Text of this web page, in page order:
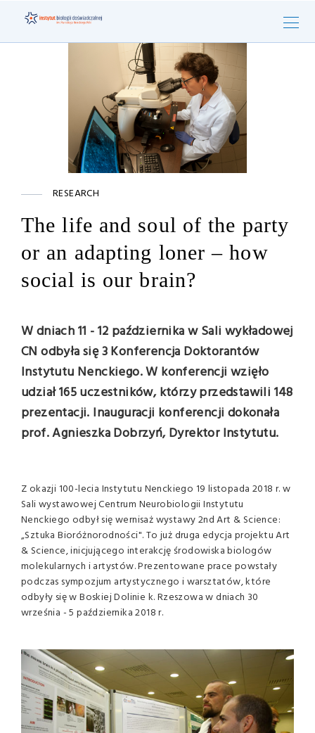
RESEARCH
The life and soul of the party
or an adapting loner – how
social is our brain?
W dniach 11 - 12 października w Sali wykładowej
CN odbyła się 3 Konferencja Doktorantów
Instytutu Nenckiego. W konferencji wzięło
udział 165 uczestników, którzy przedstawili 148
prezentacji. Inauguracji konferencji dokonała
prof. Agnieszka Dobrzyń, Dyrektor Instytutu.
Z okazji 100-lecia Instytutu Nenckiego 19 listopada 2018 r. w
Sali wystawowej Centrum Neurobiologii Instytutu
Nenckiego odbył się wernisaż wystawy 2nd Art & Science:
„Sztuka Bioróżnorodności". To już druga edycja projektu Art
& Science, inicjującego interakcję środowiska biologów
molekularnych i artystów. Prezentowane prace powstały
podczas sympozjum artystycznego i warsztatów, które
odbyły się w Boskiej Dolinie k. Rzeszowa w dniach 30
września - 5 października 2018 r.